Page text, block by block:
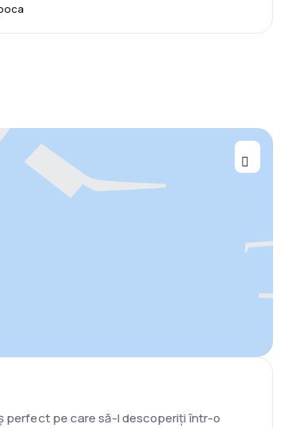
perfect pe care să-l descoperiți într-o